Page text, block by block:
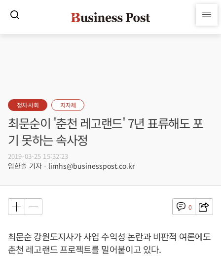
정치·사회 지자체
최문순이 '춘천 레고랜드' 7년 표류해도 포
기 못하는 속사정
2019-03-25 15:32:23
임한솔 기자 - limhs@businesspost.co.kr
0
최문순강원도지사가 사업 수익성 논란과 비판적 여론에도
춘천 레고랜드 프로젝트를 밀어붙이고 있다.